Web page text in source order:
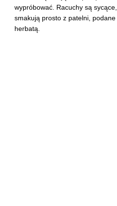
wypróbować. Racuchy są
smakują prosto z patelni,
herbatą.